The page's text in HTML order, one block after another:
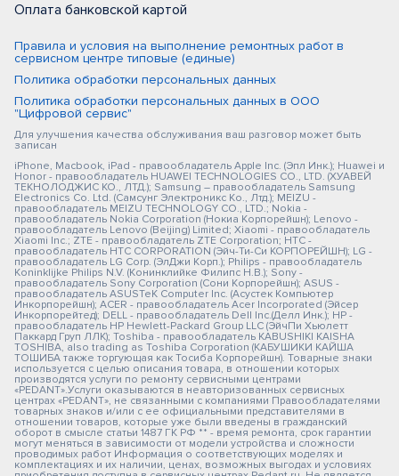
Оплата банковской картой
Правила и условия на выполнение ремонтных работ в
сервисном центре типовые (единые)
Политика обработки персональных данных
Политика обработки персональных данных в ООО
"Цифровой сервис"
Для улучшения качества обслуживания ваш разговор может быть
записан
iPhone, Macbook, iPad - правообладатель Apple Inc. (Эпл Инк.); Huawei и
Honor - правообладатель HUAWEI TECHNOLOGIES CO., LTD. (ХУАВЕЙ
ТЕКНОЛОДЖИС КО., ЛТД.); Samsung – правообладатель Samsung
Electronics Co. Ltd. (Самсунг Электроникс Ко., Лтд.); MEIZU -
правообладатель MEIZU TECHNOLOGY CO., LTD.; Nokia -
правообладатель Nokia Corporation (Нокиа Корпорейшн); Lenovo -
правообладатель Lenovo (Beijing) Limited; Xiaomi - правообладатель
Xiaomi Inc.; ZTE - правообладатель ZTE Corporation; HTC -
правообладатель HTC CORPORATION (Эйч-Ти-Си КОРПОРЕЙШН); LG -
правообладатель LG Corp. (ЭлДжи Корп.); Philips - правообладатель
Koninklijke Philips N.V. (Конинклийке Филипс Н.В.); Sony -
правообладатель Sony Corporation (Сони Корпорейшн); ASUS -
правообладатель ASUSTeK Computer Inc. (Асустек Компьютер
Инкорпорейшн); ACER - правообладатель Acer Incorporated (Эйсер
Инкорпорейтед); DELL - правообладатель Dell Inc.(Делл Инк.); HP -
правообладатель HP Hewlett-Packard Group LLC (ЭйчПи Хьюлетт
Паккард Груп ЛЛК); Toshiba - правообладатель KABUSHIKI KAISHA
TOSHIBA, also trading as Toshiba Corporation (КАБУШИКИ КАЙША
ТОШИБА также торгующая как Тосиба Корпорейшн). Товарные знаки
используется с целью описания товара, в отношении которых
производятся услуги по ремонту сервисными центрами
«PEDANT».Услуги оказываются в неавторизованных сервисных
центрах «PEDANT», не связанными с компаниями Правообладателями
товарных знаков и/или с ее официальными представителями в
отношении товаров, которые уже были введены в гражданский
оборот в смысле статьи 1487 ГК РФ ** - время ремонта, срок гарантии
могут меняться в зависимости от модели устройства и сложности
проводимых работ Информация о соответствующих моделях и
комплектациях и их наличии, ценах, возможных выгодах и условиях